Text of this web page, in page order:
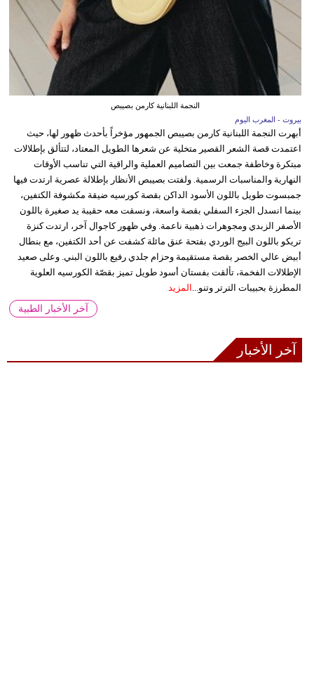
النجمة اللبنانية كارمن بصيبص
بيروت - المغرب اليوم
أبهرت النجمة اللبنانية كارمن بصيبص الجمهور مؤخراً بأحدث ظهور لها، حيث
اعتمدت قصة الشعر القصير متخلية عن شعرها الطويل المعتاد، لتتألق بإطلالات
مبتكرة وخاطفة جمعت بين التصاميم العملية والراقية التي تناسب الأوقات
النهارية والمناسبات الرسمية. ولفتت بصيبص الأنظار بإطلالة عصرية ارتدت فيها
جمبسوت طويل باللون الأسود الداكن بقصة كورسيه ضيقة مكشوفة الكتفين،
بينما انسدل الجزء السفلي بقصة واسعة، ونسقت معه حقيبة يد صغيرة باللون
الأصفر الزبدي ومجوهرات ذهبية ناعمة. وفي ظهور كاجوال آخر، ارتدت كنزة
تريكو باللون البيج الوردي بفتحة عنق مائلة كشفت عن أحد الكتفين، مع بنطال
أبيض عالي الخصر بقصة مستقيمة وحزام جلدي رفيع باللون البني. وعلى صعيد
الإطلالات الفخمة، تألقت بفستان أسود طويل تميز بقصّة الكورسيه العلوية
المطرزة بحبيبات الترتر وتنو...
المزيد
آخر الأخبار الطبية
آخر الأخبار